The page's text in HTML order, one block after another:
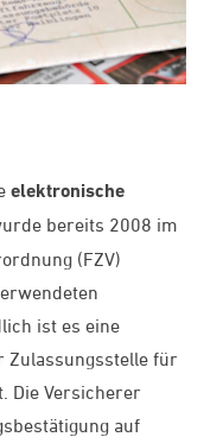
elektronische
bereits 2008 im
(FZV)
ist es eine
Zulassungsstelle für
Die Versicherer
auf